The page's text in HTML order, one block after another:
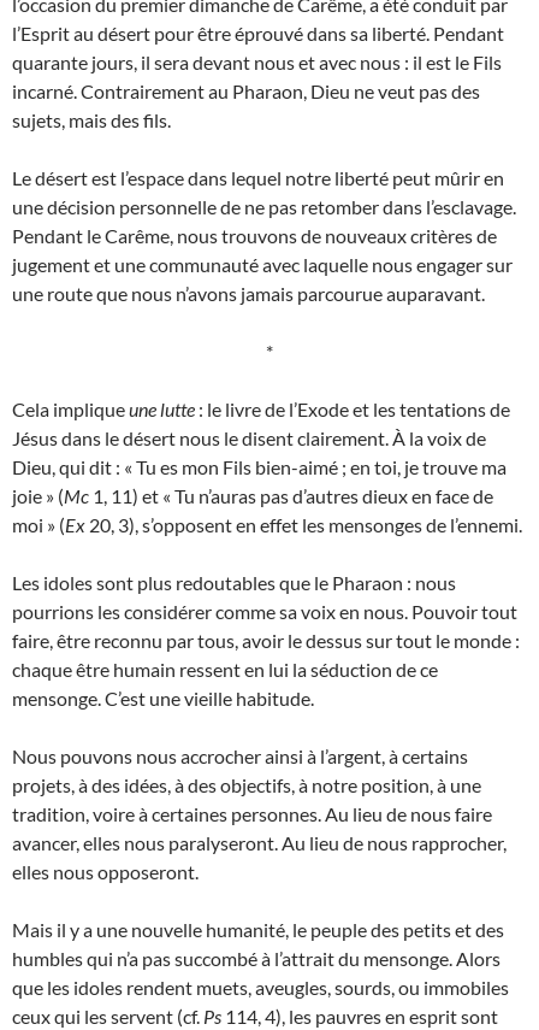
l’Esprit au désert pour être éprouvé dans sa liberté. Pendant
quarante jours, il sera devant nous et avec nous : il est le Fils
incarné. Contrairement au Pharaon, Dieu ne veut pas des
sujets, mais des fils.
Le désert est l’espace dans lequel notre liberté peut mûrir en
une décision personnelle de ne pas retomber dans l’esclavage.
Pendant le Carême, nous trouvons de nouveaux critères de
jugement et une communauté avec laquelle nous engager sur
une route que nous n’avons jamais parcourue auparavant.
*
Cela impliqueune lutte : le livre de l’Exode et les tentations de
Jésus dans le désert nous le disent clairement. À la voix de
Dieu, qui dit : « Tu es mon Fils bien-aimé ; en toi, je trouve ma
joie » (Mc 1, 11) et « Tu n’auras pas d’autres dieux en face de
moi » (Ex 20, 3), s’opposent en effet les mensonges de l’ennemi.
Les idoles sont plus redoutables que le Pharaon : nous
pourrions les considérer comme sa voix en nous. Pouvoir tout
faire, être reconnu par tous, avoir le dessus sur tout le monde :
chaque être humain ressent en lui la séduction de ce
mensonge. C’est une vieille habitude.
Nous pouvons nous accrocher ainsi à l’argent, à certains
projets, à des idées, à des objectifs, à notre position, à une
tradition, voire à certaines personnes. Au lieu de nous faire
avancer, elles nous paralyseront. Au lieu de nous rapprocher,
elles nous opposeront.
Mais il y a une nouvelle humanité, le peuple des petits et des
humbles qui n’a pas succombé à l’attrait du mensonge. Alors
que les idoles rendent muets, aveugles, sourds, ou immobiles
ceux qui les servent (cf. Ps 114, 4), les pauvres en esprit sont